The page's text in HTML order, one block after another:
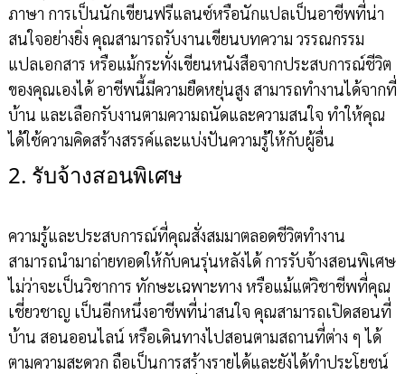
ภาษา การเป็นนักเขียนฟรีแลนซ์หรือนักแปลเป็นอาชีพที่น่า
สนใจอย่างยิ่ง คุณสามารถรับงานเขียนบทความ วรรณกรรม
แปลเอกสาร หรือแม้กระทั่งเขียนหนังสือจากประสบการณ์ชีวิต
ของคุณเองได้ อาชีพนี้มีความยืดหยุ่นสูง สามารถทำงานได้จากที่
บ้าน และเลือกรับงานตามความถนัดและความสนใจ ทำให้คุณ
ได้ใช้ความคิดสร้างสรรค์และแบ่งปันความรู้ให้กับผู้อื่น
2. รับจ้างสอนพิเศษ
ความรู้และประสบการณ์ที่คุณสั่งสมมาตลอดชีวิตทำงาน
สามารถนำมาถ่ายทอดให้กับคนรุ่นหลังได้ การรับจ้างสอนพิเศษ
ไม่ว่าจะเป็นวิชาการ ทักษะเฉพาะทาง หรือแม้แต่วิชาชีพที่คุณ
เชี่ยวชาญ เป็นอีกหนึ่งอาชีพที่น่าสนใจ คุณสามารถเปิดสอนที่
บ้าน สอนออนไลน์ หรือเดินทางไปสอนตามสถานที่ต่าง ๆ ได้
ตามความสะดวก ถือเป็นการสร้างรายได้และยังได้ทำประโยชน์